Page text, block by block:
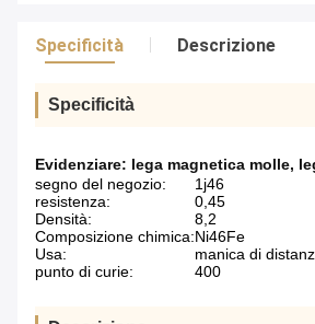
Specificità Descrizione
Specificità
Evidenziare: lega magnetica molle,
segno del negozio:
1j46
resistenza:
0,45
Densità:
8,2
Composizione chimica:Ni46Fe
Usa:
manica di
punto di curie:
400